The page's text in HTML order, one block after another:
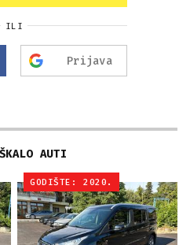
ILI
Prijava
AUTI
GODIŠTE: 2020.